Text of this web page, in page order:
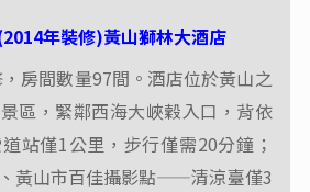
年裝修)黃山獅林大酒店
房間數量97間。酒店位於黃山之
區，緊鄰西海大峽穀入口，背依
站僅1公里，步行僅需20分鐘；
黃山市百佳攝影點——清涼臺僅3